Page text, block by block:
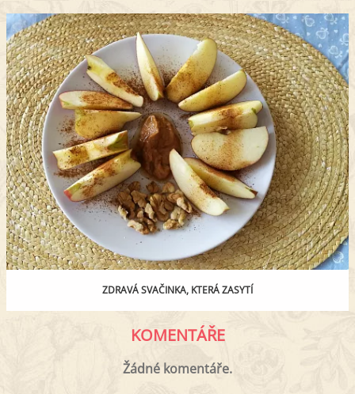
ZDRAVÁ SVAČINKA, KTERÁ ZASYTÍ
KOMENTÁŘE
Žádné komentáře.